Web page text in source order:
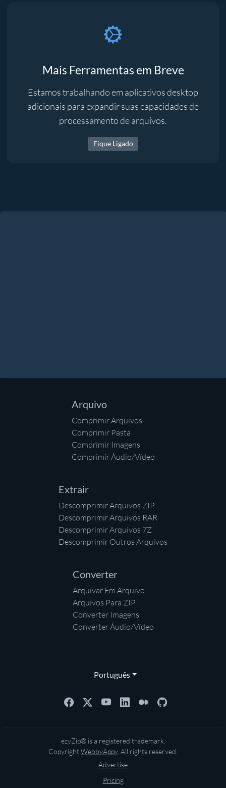
Mais Ferramentas em Breve
Estamos trabalhando em aplicativos desktop
adicionais para expandir suas capacidades de
processamento de arquivos.
Fique Ligado
Arquivo
Comprimir Arquivos
Comprimir Pasta
Comprimir Imagens
Comprimir Áudio/Vídeo
Extrair
Descomprimir Arquivos ZIP
Descomprimir Arquivos RAR
Descomprimir Arquivos 7Z
Descomprimir Outros Arquivos
Converter
Arquivar Em Arquivo
Arquivos Para ZIP
Converter Imagens
Converter Áudio/Vídeo
Português
ezyZip® is a registered trademark.
CopyrightWebbyAppy. All rights reserved.
Advertise
Pricing